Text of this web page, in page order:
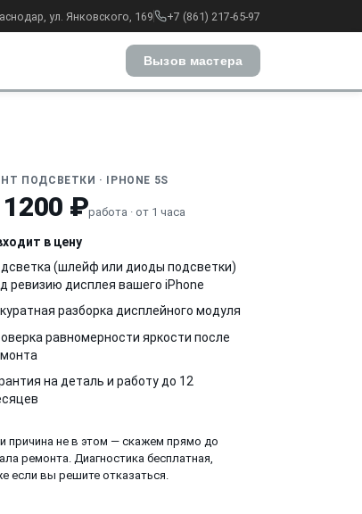
ул. Янковского, 169 +7 (861) 217-65-97
Вызов мастера
ПОДСВЕТКИ · IPHONE 5S
₽работа · от 1 часа
в цену
(шлейф или диоды подсветки)
ревизию дисплея вашего iPhone
разборка дисплейного модуля
равномерности яркости после
на деталь и работу до 12
причина не в этом — скажем прямо до
ремонта. Диагностика бесплатная,
если вы решите отказаться.